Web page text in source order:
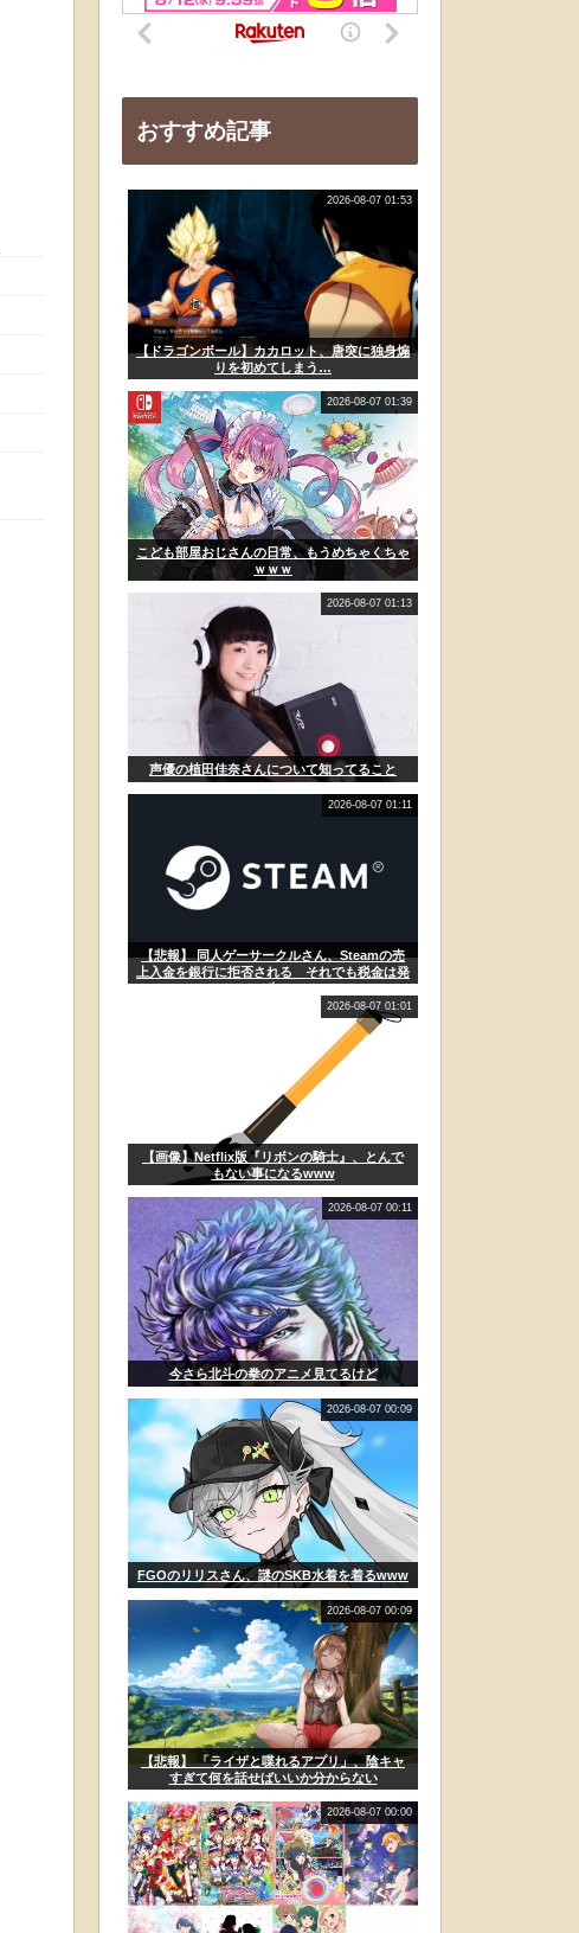
おすすめ記事
【ドラゴンボール】カカロット、唐突に独身煽
りを初めてしまう…
2026-08-07 01:53
こども部屋おじさんの日常、もうめちゃくちゃ
ｗｗｗ
2026-08-07 01:39
声優の植田佳奈さんについて知ってること
2026-08-07 01:13
【悲報】 同人ゲーサークルさん、Steamの売
上入金を銀行に拒否される それでも税金は発
2026-08-07 01:11
【画像】Netflix版『リボンの騎士』、とんで
もない事になるwww
2026-08-07 01:01
今さら北斗の拳のアニメ見てるけど
2026-08-07 00:11
FGOのリリスさん、謎のSKB水着を着るwww
2026-08-07 00:09
【悲報】 「ライザと喋れるアプリ」、陰キャ
すぎて何を話せばいいか分からない
2026-08-07 00:09
2026-08-07 00:00